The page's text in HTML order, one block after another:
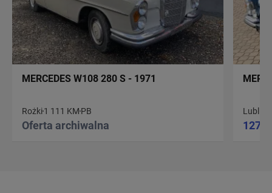
MERCEDES W108 280 S - 1971
Rożki1 111 KM PB
Oferta archiwalna
Lublin
127